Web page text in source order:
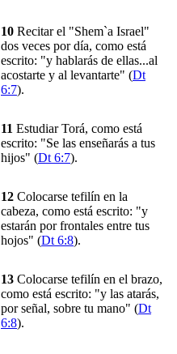
10 Recitar el "Shem`a Israel"
dos veces por día, como está
escrito: "y hablarás de ellas...al
acostarte y al levantarte" (Dt
6:7).
11 Estudiar Torá, como está
escrito: "Se las enseñarás a tus
hijos" (Dt 6:7).
12 Colocarse tefilín en la
cabeza, como está escrito: "y
estarán por frontales entre tus
hojos" (Dt 6:8).
13 Colocarse tefilín en el brazo,
como está escrito: "y las atarás,
por señal, sobre tu mano" (Dt
6:8).